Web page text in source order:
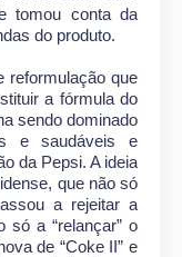
tomou conta da
do produto.
reformulação que
a fórmula do
sendo dominado
e saudáveis e
da Pepsi. A ideia
que não só
a rejeitar a
só a “relançar” o
de “Coke II” e